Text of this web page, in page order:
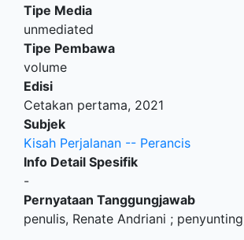
Tipe Media
unmediated
Tipe Pembawa
volume
Edisi
Cetakan pertama, 2021
Subjek
Kisah Perjalanan -- Perancis
Info Detail Spesifik
-
Pernyataan Tanggungjawab
penulis, Renate Andriani ;